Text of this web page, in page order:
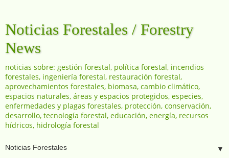
Noticias Forestales / Forestry
News
noticias sobre: gestión forestal, política forestal, incendios
forestales, ingeniería forestal, restauración forestal,
aprovechamientos forestales, biomasa, cambio climático,
espacios naturales, áreas y espacios protegidos, especies,
enfermedades y plagas forestales, protección, conservación,
desarrollo, tecnología forestal, educación, energía, recursos
hídricos, hidrología forestal
▼